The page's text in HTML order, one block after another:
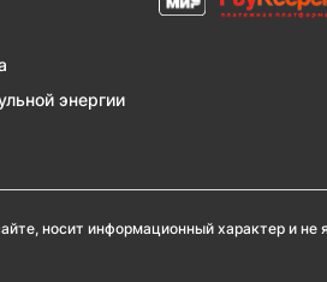
энергии
носит информационный характер и не